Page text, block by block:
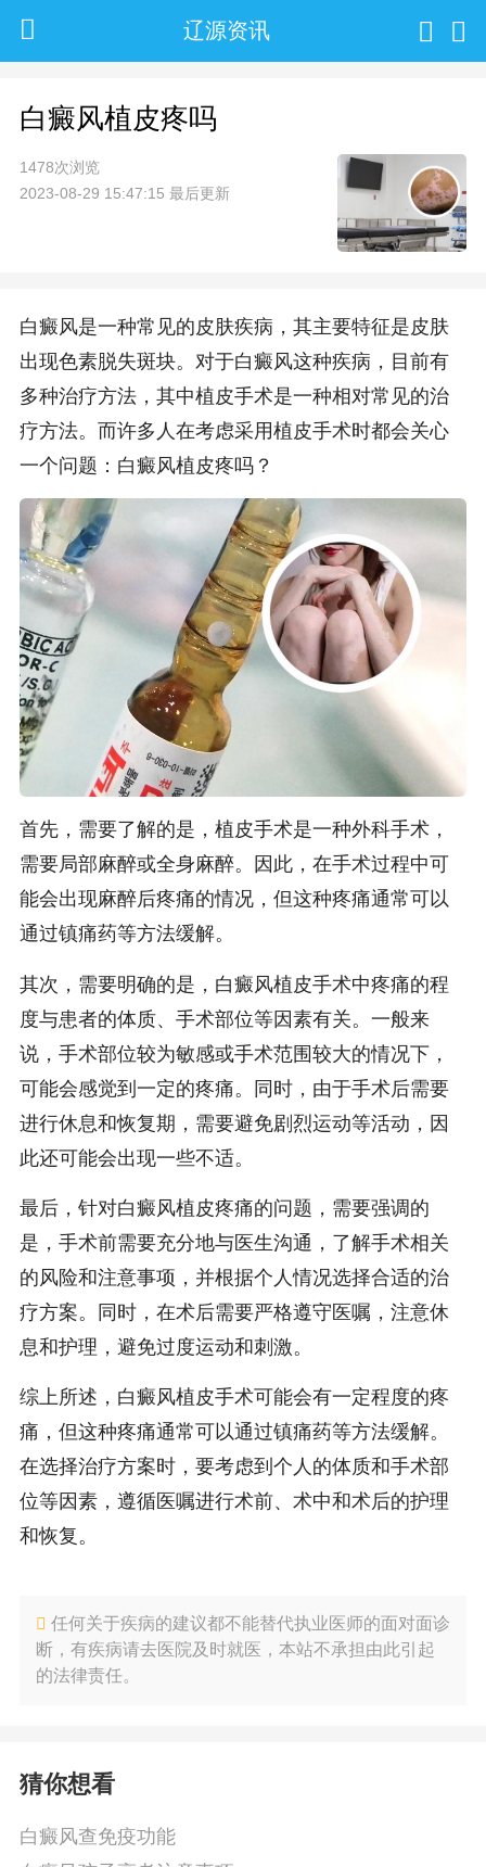
辽源资讯
白癜风植皮疼吗
1478次浏览
2023-08-29 15:47:15 最后更新
白癜风是一种常见的皮肤疾病，其主要特征是皮肤
出现色素脱失斑块。对于白癜风这种疾病，目前有
多种治疗方法，其中植皮手术是一种相对常见的治
疗方法。而许多人在考虑采用植皮手术时都会关心
一个问题：白癜风植皮疼吗？
首先，需要了解的是，植皮手术是一种外科手术，
需要局部麻醉或全身麻醉。因此，在手术过程中可
能会出现麻醉后疼痛的情况，但这种疼痛通常可以
通过镇痛药等方法缓解。
其次，需要明确的是，白癜风植皮手术中疼痛的程
度与患者的体质、手术部位等因素有关。一般来
说，手术部位较为敏感或手术范围较大的情况下，
可能会感觉到一定的疼痛。同时，由于手术后需要
进行休息和恢复期，需要避免剧烈运动等活动，因
此还可能会出现一些不适。
最后，针对白癜风植皮疼痛的问题，需要强调的
是，手术前需要充分地与医生沟通，了解手术相关
的风险和注意事项，并根据个人情况选择合适的治
疗方案。同时，在术后需要严格遵守医嘱，注意休
息和护理，避免过度运动和刺激。
综上所述，白癜风植皮手术可能会有一定程度的疼
痛，但这种疼痛通常可以通过镇痛药等方法缓解。
在选择治疗方案时，要考虑到个人的体质和手术部
位等因素，遵循医嘱进行术前、术中和术后的护理
和恢复。
任何关于疾病的建议都不能替代执业医师的面对面诊
断，有疾病请去医院及时就医，本站不承担由此引起
的法律责任。
猜你想看
白癜风查免疫功能